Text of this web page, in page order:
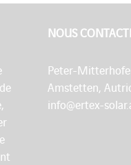
NOUS
Peter-
Amstetten,
info@ertex-